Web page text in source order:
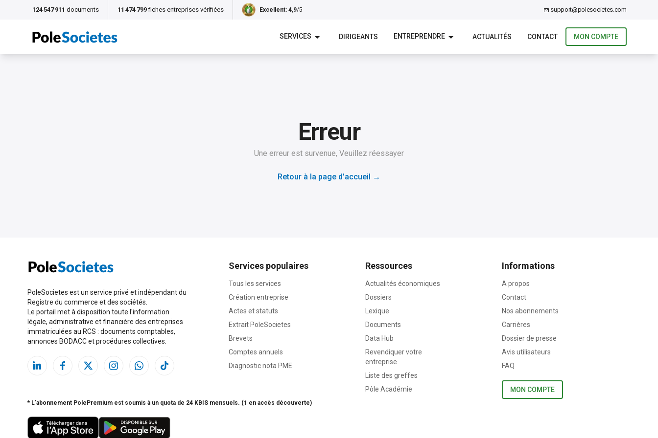
124 547 911 documents 11 474 799 fiches entreprises vérifiées Excellent: 4,9/5 support@polesocietes.com
SERVICES DIRIGEANTS ENTREPRENDRE ACTUALITÉS CONTACT MON COMPTE
Erreur
Une erreur est survenue, Veuillez réessayer
Retour à la page d'accueil →
PoleSocietes est un service privé et indépendant du
Registre du commerce et des sociétés.
Le portail met à disposition toute l'information
légale, administrative et financière des entreprises
immatriculées au RCS : documents comptables,
annonces BODACC et procédures collectives.
Services populaires
Tous les services
Création entreprise
Actes et statuts
Extrait PoleSocietes
Brevets
Comptes annuels
Diagnostic nota PME
Ressources
Actualités économiques
Dossiers
Lexique
Documents
Data Hub
Revendiquer votre
entreprise
Liste des greffes
Pôle Académie
Informations
A propos
Contact
Nos abonnements
Carrières
Dossier de presse
Avis utilisateurs
FAQ
MON COMPTE
* L'abonnement PolePremium est soumis à un quota de 24 KBIS mensuels. (1 en accès découverte)